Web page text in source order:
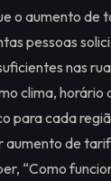
o aumento de
pessoas
nas
clima, horário
para cada
aumento de
“Como